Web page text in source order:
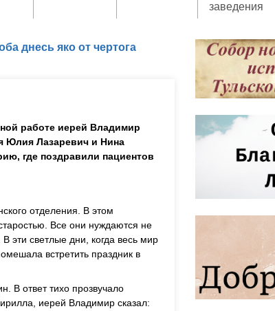
заведения
днесь яко от чертога
работе иерей Владимир
Юлия Лазаревич и Нина
где поздравили пациентов
отделения. В этом
Все они нуждаются не
эти светлые дни, когда весь мир
встретить праздник в
В ответ тихо прозвучало
иерей Владимир сказал: